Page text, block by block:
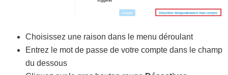
Choisissez une raison dans le menu déroulant
Entrez le mot de passe de votre compte dans le champ
du dessous